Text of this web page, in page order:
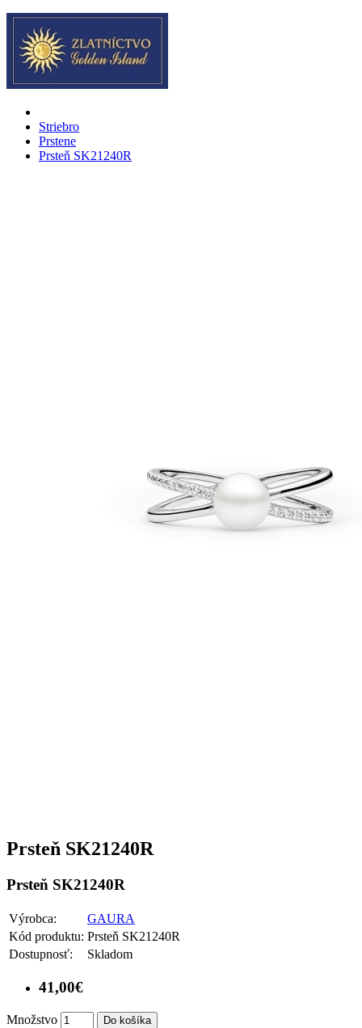
Striebro
Prstene
Prsteň SK21240R
Prsteň SK21240R
Prsteň SK21240R
Výrobca:
GAURA
Kód produktu: Prsteň SK21240R
Dostupnosť:
Skladom
41,00€
Množstvo Do košíka